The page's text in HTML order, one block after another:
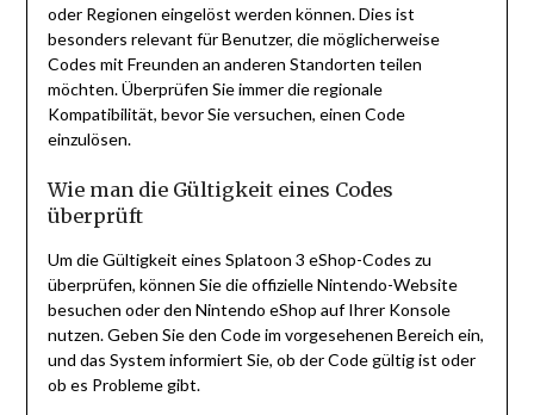
oder Regionen eingelöst werden können. Dies ist
besonders relevant für Benutzer, die möglicherweise
Codes mit Freunden an anderen Standorten teilen
möchten. Überprüfen Sie immer die regionale
Kompatibilität, bevor Sie versuchen, einen Code
einzulösen.
Wie man die Gültigkeit eines Codes
überprüft
Um die Gültigkeit eines Splatoon 3 eShop-Codes zu
überprüfen, können Sie die offizielle Nintendo-Website
besuchen oder den Nintendo eShop auf Ihrer Konsole
nutzen. Geben Sie den Code im vorgesehenen Bereich ein,
und das System informiert Sie, ob der Code gültig ist oder
ob es Probleme gibt.